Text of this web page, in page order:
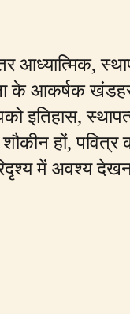
आध्यात्मिक,
के आकर्षक
इतिहास,
हों, पवित्र
में अवश्य